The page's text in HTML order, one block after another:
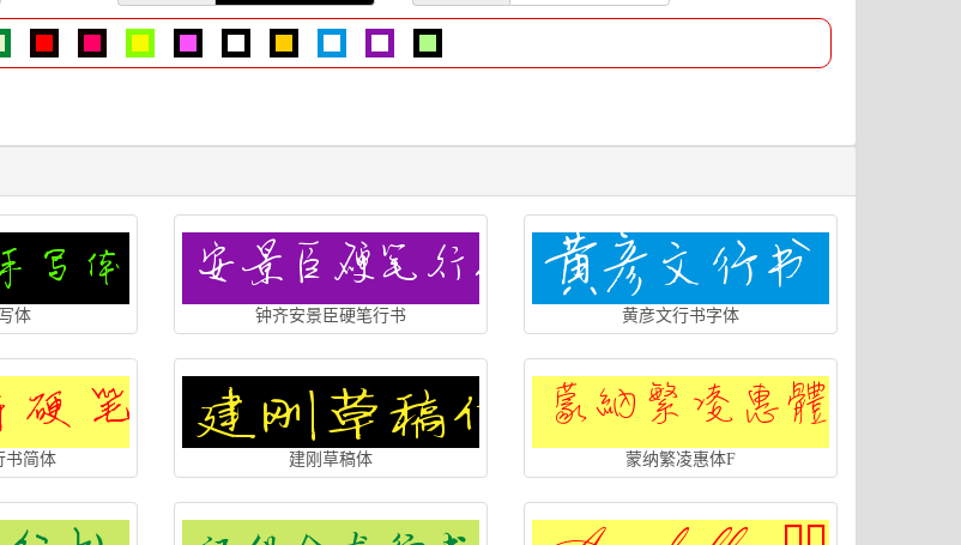
体 钟齐安景臣硬笔行书 黄彦文行书字体
书简体 建刚草稿体 蒙纳繁凌惠体F